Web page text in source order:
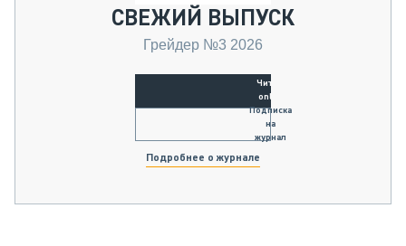
СВЕЖИЙ ВЫПУСК
Грейдер №3 2026
Читать
online
Подписка
на
журнал
Подробнее о журнале